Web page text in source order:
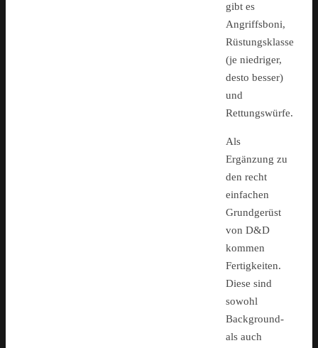
gibt es
Angriffsboni,
Rüstungsklasse
(je niedriger,
desto besser)
und
Rettungswürfe.
Als
Ergänzung zu
den recht
einfachen
Grundgerüst
von D&D
kommen
Fertigkeiten.
Diese sind
sowohl
Background-
als auch